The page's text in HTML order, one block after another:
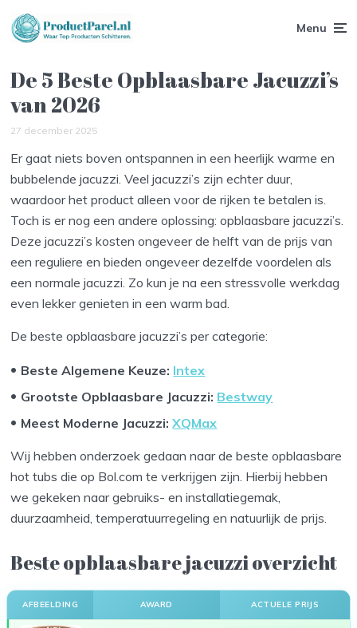
Menu
De 5 Beste Opblaasbare Jacuzzi’s
van 2026
27 december 2025
Er gaat niets boven ontspannen in een heerlijk warme en
bubbelende jacuzzi. Veel jacuzzi’s zijn echter duur,
waardoor het product alleen voor de rijken te betalen is.
Toch is er nog een andere oplossing: opblaasbare jacuzzi’s.
Deze jacuzzi’s kosten ongeveer de helft van de prijs van
een reguliere en bieden ongeveer dezelfde voordelen als
een normale jacuzzi. Zo kun je na een stressvolle werkdag
even lekker genieten in een warm bad.
De beste opblaasbare jacuzzi’s per categorie:
Beste Algemene Keuze: Intex
Grootste Opblaasbare Jacuzzi: Bestway
Meest Moderne Jacuzzi:XQMax
Wij hebben onderzoek gedaan naar de beste opblaasbare
hot tubs die op Bol.com te verkrijgen zijn. Hierbij hebben
we gekeken naar gebruiks- en installatiegemak,
duurzaamheid, temperatuurregeling en natuurlijk de prijs.
Beste opblaasbare jacuzzi overzicht
AFBEELDING AWARD ACTUELE PRIJS